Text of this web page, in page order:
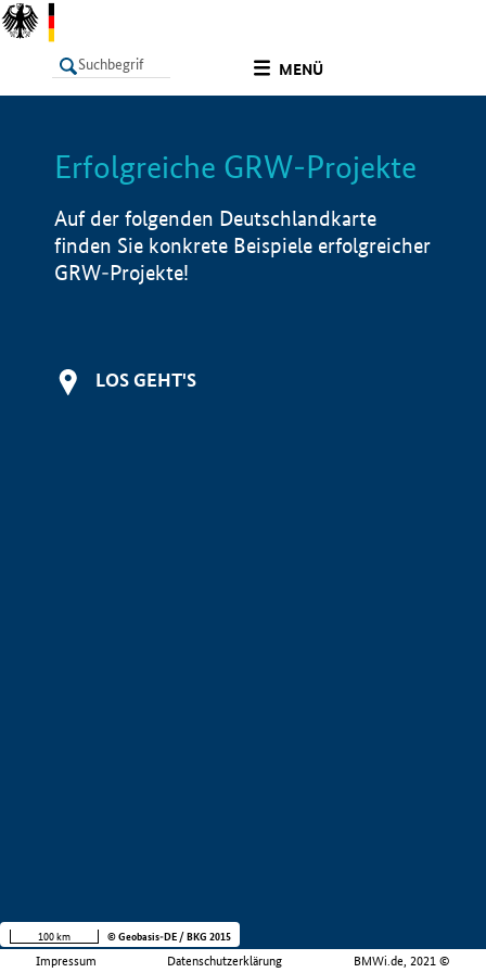
MENÜ
LISTE Info
Erfolgreiche GRW-Projekte
Auf der folgenden Deutschlandkarte
finden Sie konkrete Beispiele erfolgreicher
GRW-Projekte!
LOS GEHT'S
Impressum Datenschutzerklärung BMWi.de, 2021 ©
100 km © Geobasis-DE / BKG 2015